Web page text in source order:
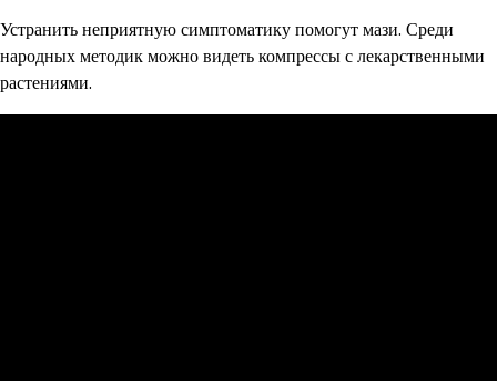
Устранить неприятную симптоматику помогут мази. Среди
народных методик можно видеть компрессы с лекарственными
растениями.